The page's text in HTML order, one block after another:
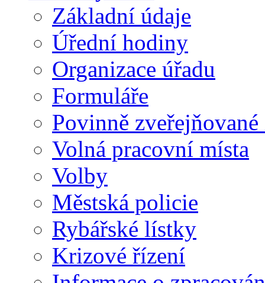
Základní údaje
Úřední hodiny
Organizace úřadu
Formuláře
Povinně
Volná pracovní místa
Volby
Městská policie
Rybářské lístky
Krizové řízení